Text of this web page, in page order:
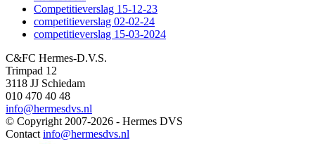
Competitieverslag 15-12-23
competitieverslag 02-02-24
competitieverslag 15-03-2024
C&FC Hermes-D.V.S.
Trimpad 12
3118 JJ Schiedam
010 470 40 48
info@hermesdvs.nl
© Copyright 2007-2026 - Hermes DVS
Contact info@hermesdvs.nl